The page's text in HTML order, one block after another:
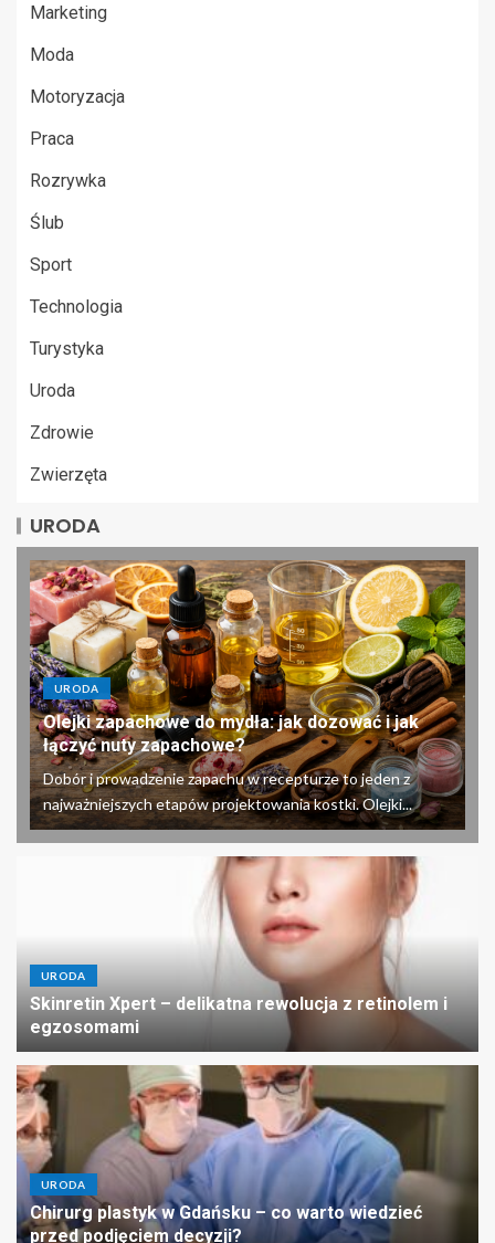
Marketing
Moda
Motoryzacja
Praca
Rozrywka
Ślub
Sport
Technologia
Turystyka
Uroda
Zdrowie
Zwierzęta
URODA
URODA
Olejki zapachowe do mydła: jak dozować i jak
łączyć nuty zapachowe?
Dobór i prowadzenie zapachu w recepturze to jeden z
najważniejszych etapów projektowania kostki. Olejki...
URODA
Skinretin Xpert – delikatna rewolucja z retinolem i
egzosomami
URODA
Chirurg plastyk w Gdańsku – co warto wiedzieć
przed podjęciem decyzji?